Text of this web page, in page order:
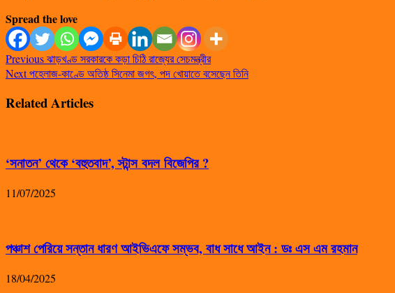
Spread the love
Previousঝাড়খণ্ড সরকারকে কড়া চিঠি রাজ্যের সেচমন্ত্রীর
Nextপহেলাজ-কাণ্ডে অতিষ্ঠ সিনেমা জগৎ, পদ খোয়াতে বসেছেন তিনি
Related Articles
‘সনাতন’ থেকে ‘বহুতবাদ’, স্টান্স বদল বিজেপির ?
11/07/2025
পঞ্চাশ পেরিয়ে সন্তান ধারণ আইভিএফে সম্ভব, বাধ সাধে আইন : ডঃ এস এম রহমান
18/04/2025